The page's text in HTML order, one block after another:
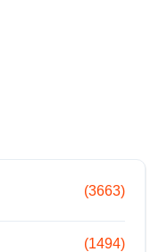
(3663)
(1494)